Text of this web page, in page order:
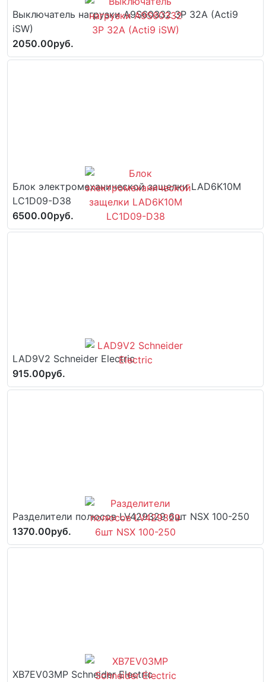
Выключатель нагрузки A9S60332 3P 32A (Acti9
iSW)
2050.00руб.
Блок электромеханической защелки LAD6K10M
LC1D09-D38
6500.00руб.
LAD9V2 Schneider Electric
915.00руб.
Разделители полюсов LV429329 6шт NSX 100-250
1370.00руб.
XB7EV03MP Schneider Electric